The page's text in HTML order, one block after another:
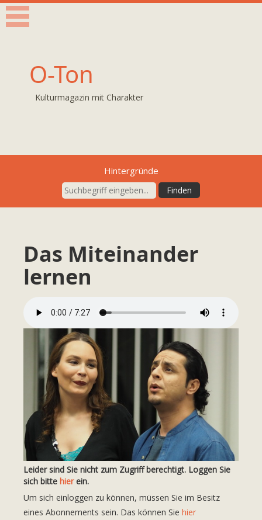
O-Ton
Kulturmagazin mit Charakter
Hintergründe
Das Miteinander
lernen
Leider sind Sie nicht zum Zugriff berechtigt. Loggen Sie
sich bitte hierein.
Um sich einloggen zu können, müssen Sie im Besitz
eines Abonnements sein. Das können Sie hier